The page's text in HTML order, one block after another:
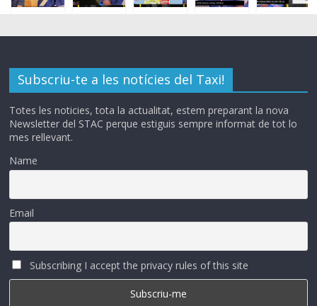
Subscriu-te a les notícies del Taxi!
Totes les noticies, tota la actualitat, estem preparant la nova
Newsletter del STAC perque estiguis sempre informat de tot lo
mes rellevant.
Name
Email
Subscribing I accept the privacy rules of this site